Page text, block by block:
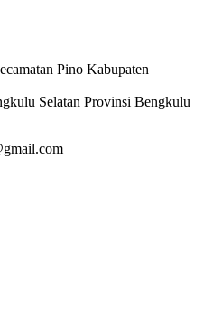
Pino Kabupaten
Selatan Provinsi Bengkulu